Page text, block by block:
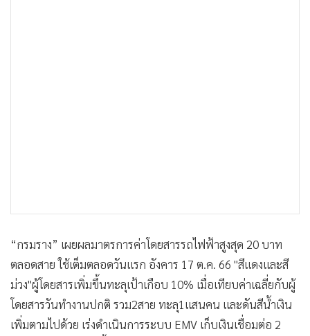
• Factcheck
• ญี่ปุ่น
• News1
• Gotomanager
“กรมราง” เผยผลมาตรการค่าโดยสารรถไฟฟ้าสูงสุด 20 บาท
ตลอดสาย ใช้เต็มตลอดวันแรก อังคาร 17 ต.ค. 66 "สีแดงและสี
ม่วง"ผู้โดยสารเพิ่มขึ้นทะลุเป้าเกือบ 10% เมื่อเทียบค่าเฉลี่ยกับผู้
โดยสารวันทำงานปกติ รวม2สาย ทะลุ1แสนคน และดันสีน้ำเงิน
เพิ่มตามไปด้วย เร่งดำเนินการระบบ EMV เก็บเงินเชื่อมต่อ 2